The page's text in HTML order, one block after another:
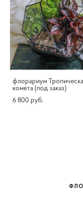
флорариум
комета (под заказ)
6 800 pуб.